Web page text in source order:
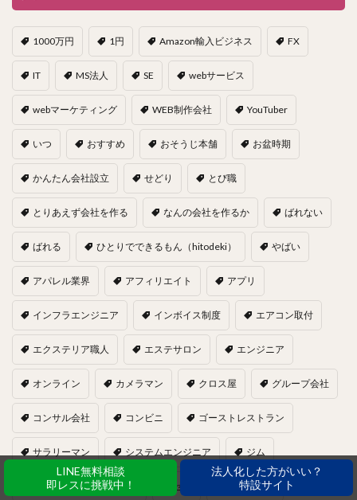
1000万円 1円 Amazon輸入ビジネス FX
IT MS法人 SE webサービス
webマーケティング WEB制作会社 YouTuber
いつ おすすめ おそうじ本舗 お盆時期
かんたん会社設立 せどり とび職
とりあえず会社を作る なんの会社を作るか ばれない
ばれる ひとりでできるもん（hitodeki） やばい
アパレル業界 アフィリエイト アプリ
インフラエンジニア インボイス制度 エアコン取付
エクステリア職人 エステサロン エンジニア
オンライン カメラマン クロス屋 グループ会社
コンサル会社 コンビニ ゴーストレストラン
サラリーマン システムエンジニア ジム
セキュリティエンジニア ゼロ タイミング
LINE無料相談
即レスに挑戦中！
法人化した方がいい？
特設サイト